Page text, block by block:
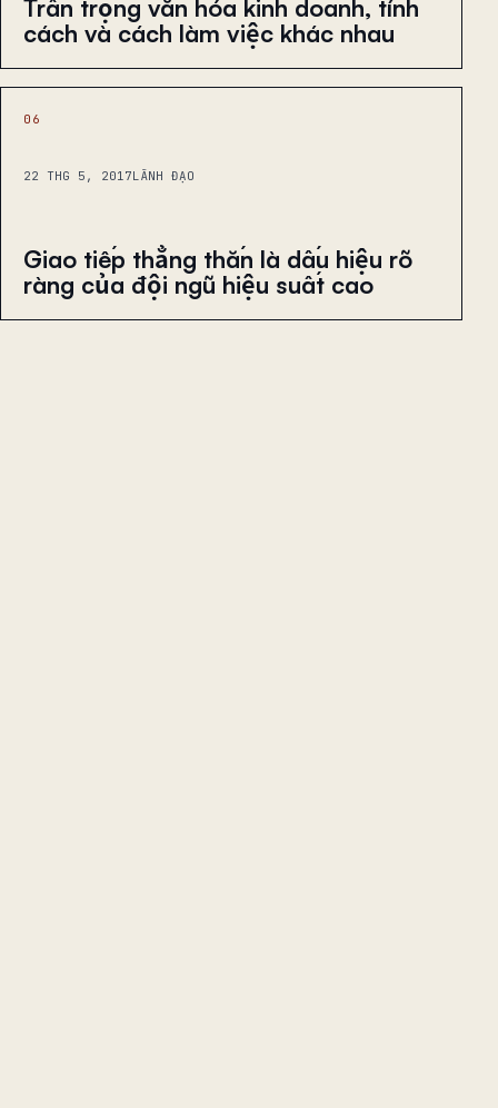
Trân trọng văn hóa kinh doanh, tính
cách và cách làm việc khác nhau
06
22 THG 5, 2017LÃNH ĐẠO
Giao tiếp thẳng thắn là dấu hiệu rõ
ràng của đội ngũ hiệu suất cao